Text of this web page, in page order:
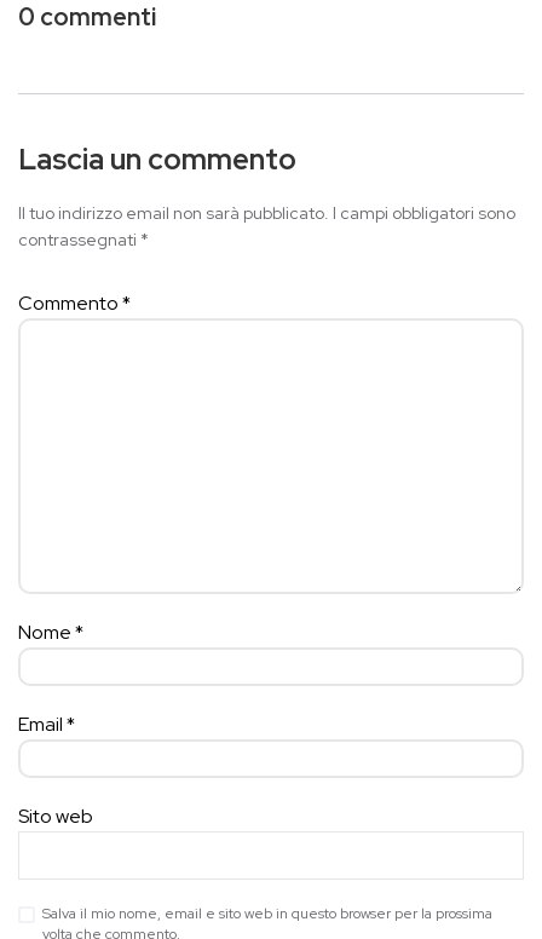
0 commenti
Lascia un commento
Il tuo indirizzo email non sarà pubblicato. I campi obbligatori sono
contrassegnati *
Commento*
Nome*
Email*
Sito web
Salva il mio nome, email e sito web in questo browser per la prossima
volta che commento.